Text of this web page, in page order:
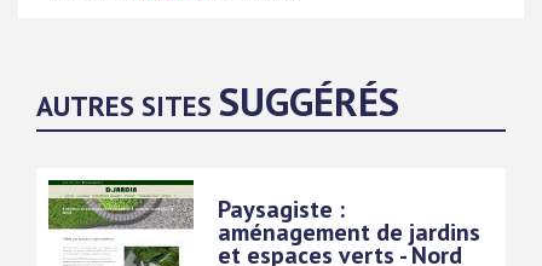
AUTRES SITES SUGGÉRÉS
Paysagiste :
aménagement de jardins
et espaces verts - Nord